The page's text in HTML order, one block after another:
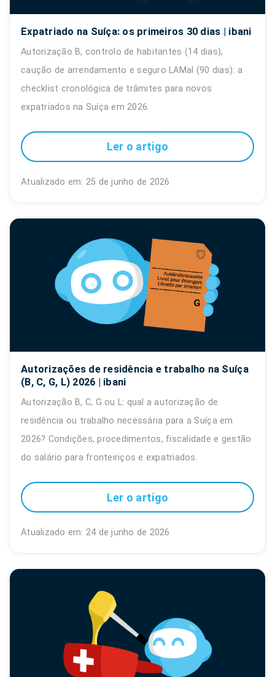
Expatriado na Suíça: os primeiros 30 dias | ibani
Autorização B, controlo de habitantes (14 dias),
caução de arrendamento e seguro LAMal (90 dias): a
checklist cronológica de trâmites para novos
expatriados na Suíça em 2026.
Ler o artigo
Atualizado em: 25 de junho de 2026
Autorizações de residência e trabalho na Suíça
(B, C, G, L) 2026 | ibani
Autorização B, C, G ou L: qual a autorização de
residência ou trabalho necessária para a Suíça em
2026? Condições, procedimentos, fiscalidade e gestão
do salário para fronteiriços e expatriados.
Ler o artigo
Atualizado em: 24 de junho de 2026